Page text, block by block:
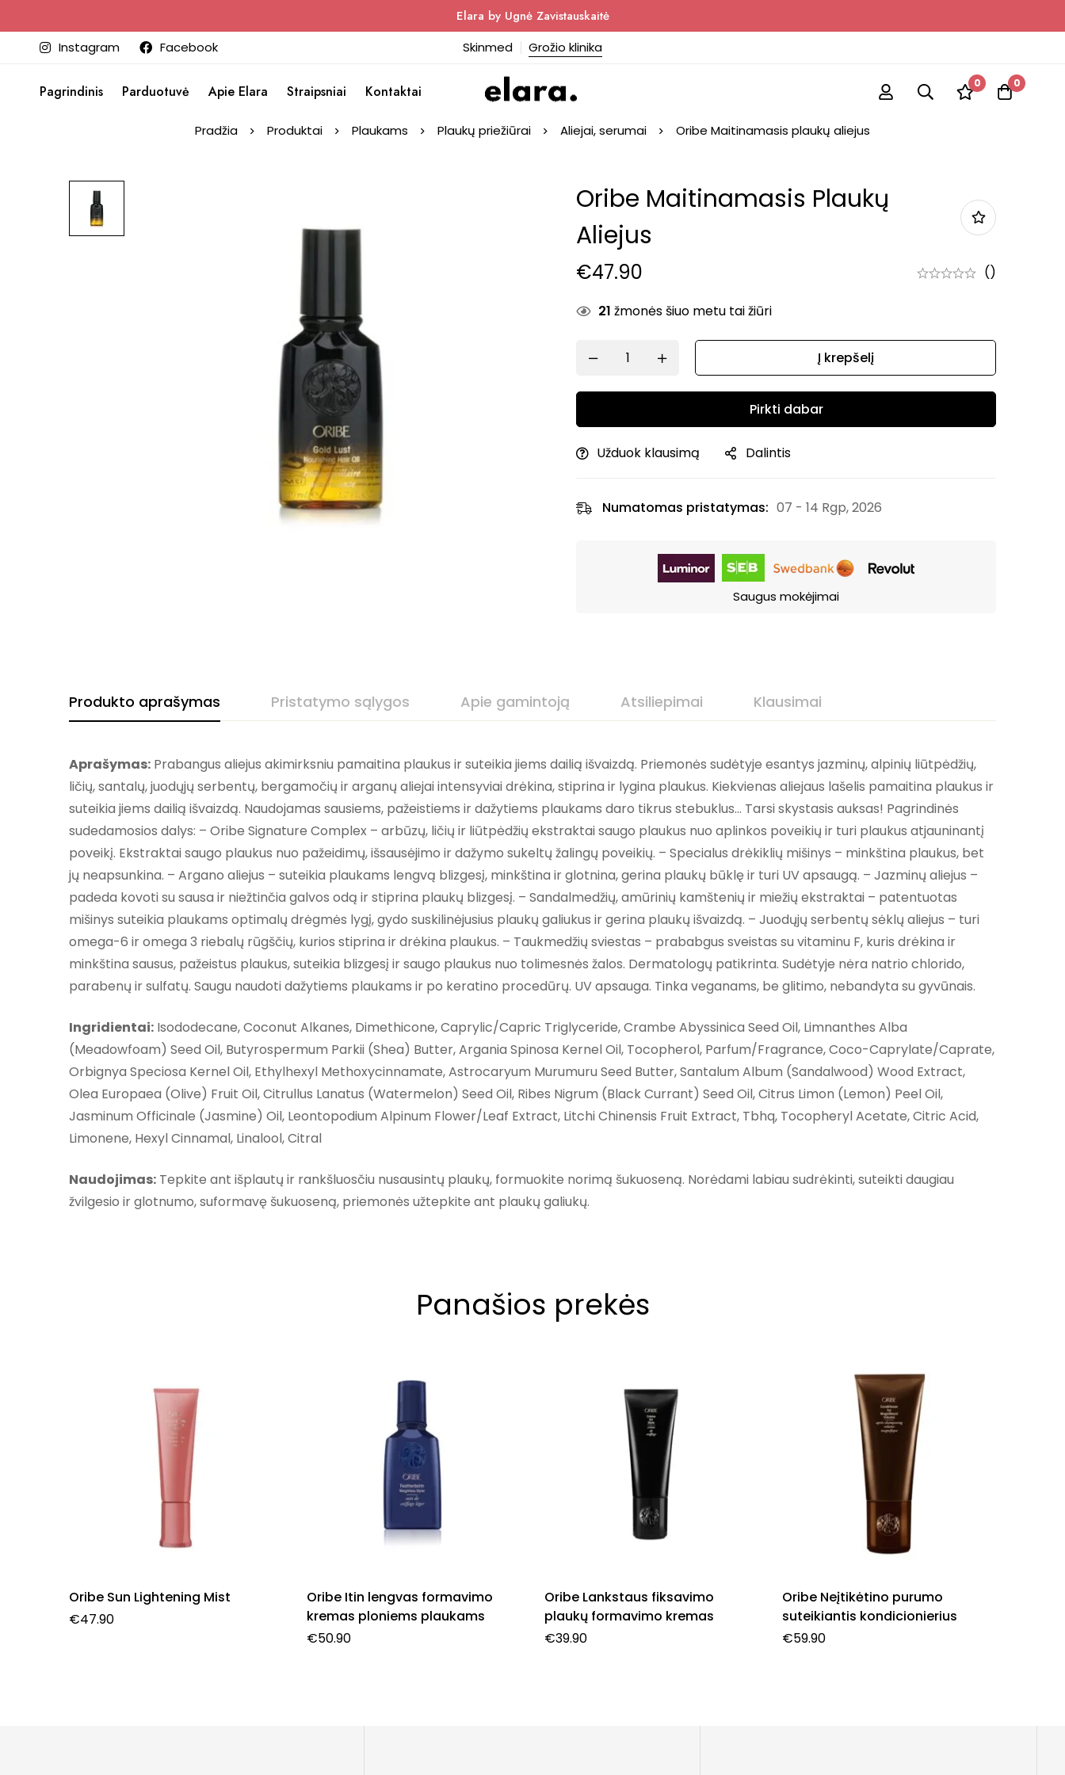
Elara by Ugnė Zavistauskaitė
Instagram Facebook Skinmed Grožio klinika
Pagrindinis Parduotuvė Apie Elara Straipsniai Kontaktai 0 0
Pradžia Produktai Plaukams Plaukų priežiūrai Aliejai, serumai Oribe Maitinamasis plaukų aliejus
Oribe Maitinamasis Plaukų
Aliejus
€47.90 ()
21 žmonės šiuo metu tai žiūri
Į krepšelį
Pirkti dabar
Užduok klausimą Dalintis
Numatomas pristatymas: 07 - 14 Rgp, 2026
Saugus mokėjimai
Produkto aprašymas Pristatymo sąlygos Apie gamintoją Atsiliepimai Klausimai
Aprašymas: Prabangus aliejus akimirksniu pamaitina plaukus ir suteikia jiems dailią išvaizdą. Priemonės sudėtyje esantys jazminų, alpinių liūtpėdžių,
ličių, santalų, juodųjų serbentų, bergamočių ir arganų aliejai intensyviai drėkina, stiprina ir lygina plaukus. Kiekvienas aliejaus lašelis pamaitina plaukus ir
suteikia jiems dailią išvaizdą. Naudojamas sausiems, pažeistiems ir dažytiems plaukams daro tikrus stebuklus… Tarsi skystasis auksas! Pagrindinės
sudedamosios dalys: – Oribe Signature Complex – arbūzų, ličių ir liūtpėdžių ekstraktai saugo plaukus nuo aplinkos poveikių ir turi plaukus atjauninantį
poveikį. Ekstraktai saugo plaukus nuo pažeidimų, išsausėjimo ir dažymo sukeltų žalingų poveikių. – Specialus drėkiklių mišinys – minkština plaukus, bet
jų neapsunkina. – Argano aliejus – suteikia plaukams lengvą blizgesį, minkština ir glotnina, gerina plaukų būklę ir turi UV apsaugą. – Jazminų aliejus –
padeda kovoti su sausa ir niežtinčia galvos odą ir stiprina plaukų blizgesį. – Sandalmedžių, amūrinių kamštenių ir miežių ekstraktai – patentuotas
mišinys suteikia plaukams optimalų drėgmės lygį, gydo suskilinėjusius plaukų galiukus ir gerina plaukų išvaizdą. – Juodųjų serbentų sėklų aliejus – turi
omega-6 ir omega 3 riebalų rūgščių, kurios stiprina ir drėkina plaukus. – Taukmedžių sviestas – prababgus sveistas su vitaminu F, kuris drėkina ir
minkština sausus, pažeistus plaukus, suteikia blizgesį ir saugo plaukus nuo tolimesnės žalos. Dermatologų patikrinta. Sudėtyje nėra natrio chlorido,
parabenų ir sulfatų. Saugu naudoti dažytiems plaukams ir po keratino procedūrų. UV apsauga. Tinka veganams, be glitimo, nebandyta su gyvūnais.
Ingridientai: Isododecane, Coconut Alkanes, Dimethicone, Caprylic/Capric Triglyceride, Crambe Abyssinica Seed Oil, Limnanthes Alba
(Meadowfoam) Seed Oil, Butyrospermum Parkii (Shea) Butter, Argania Spinosa Kernel Oil, Tocopherol, Parfum/Fragrance, Coco-Caprylate/Caprate,
Orbignya Speciosa Kernel Oil, Ethylhexyl Methoxycinnamate, Astrocaryum Murumuru Seed Butter, Santalum Album (Sandalwood) Wood Extract,
Olea Europaea (Olive) Fruit Oil, Citrullus Lanatus (Watermelon) Seed Oil, Ribes Nigrum (Black Currant) Seed Oil, Citrus Limon (Lemon) Peel Oil,
Jasminum Officinale (Jasmine) Oil, Leontopodium Alpinum Flower/Leaf Extract, Litchi Chinensis Fruit Extract, Tbhq, Tocopheryl Acetate, Citric Acid,
Limonene, Hexyl Cinnamal, Linalool, Citral
Naudojimas: Tepkite ant išplautų ir rankšluosčiu nusausintų plaukų, formuokite norimą šukuoseną. Norėdami labiau sudrėkinti, suteikti daugiau
žvilgesio ir glotnumo, suformavę šukuoseną, priemonės užtepkite ant plaukų galiukų.
Panašios prekės
Oribe Sun Lightening Mist
€47.90
Oribe Itin lengvas formavimo
kremas ploniems plaukams
€50.90
Oribe Lankstaus fiksavimo
plaukų formavimo kremas
€39.90
Oribe Neįtikėtino purumo
suteikiantis kondicionierius
€59.90